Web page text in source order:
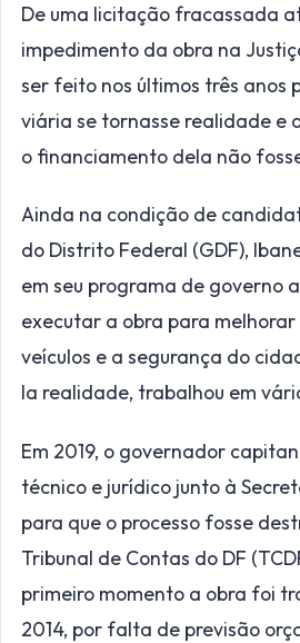
De uma licitação fracassada
impedimento da obra na
ser feito nos últimos três anos
viária se tornasse realidade e
o financiamento dela não
Ainda na condição de
do Distrito Federal (GDF),
em seu programa de governo
executar a obra para melhorar
veículos e a segurança do
la realidade, trabalhou em
Em 2019, o governador
técnico e jurídico junto à
para que o processo fosse
Tribunal de Contas do DF
primeiro momento a obra foi
2014, por falta de previsão